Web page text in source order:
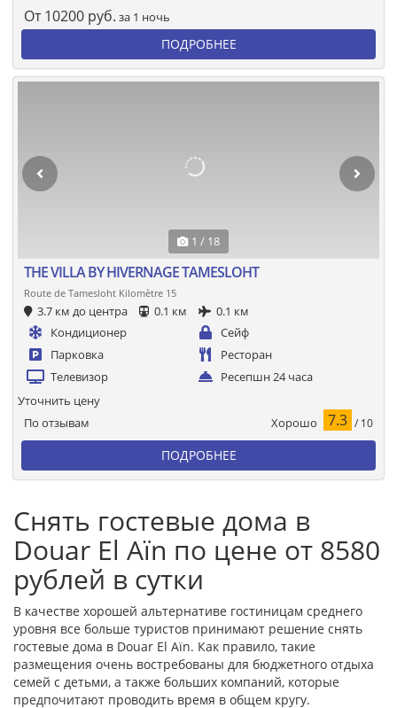
От 10200 руб. за 1 ночь
ПОДРОБНЕЕ
1 / 18
THE VILLA BY HIVERNAGE TAMESLOHT
Route de Tamesloht Kilomètre 15
3.7 км до центра 0.1 км
0.1 км
Кондиционер
Сейф
Парковка
Ресторан
Телевизор
Ресепшн 24 часа
По отзывам Хорошо 7.3 / 10
Уточнить цену
ПОДРОБНЕЕ
Снять гостевые дома в
Douar El Aïn по цене от 8580
рублей в сутки
В качестве хорошей альтернативе гостиницам среднего
уровня все больше туристов принимают решение снять
гостевые дома в Douar El Aïn. Как правило, такие
размещения очень востребованы для бюджетного отдыха
семей с детьми, а также больших компаний, которые
предпочитают проводить время в общем кругу.